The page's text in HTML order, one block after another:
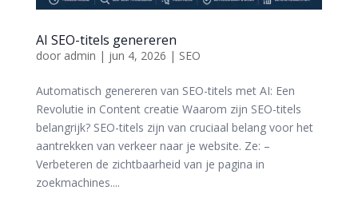
AI SEO-titels genereren
door admin | jun 4, 2026 | SEO
Automatisch genereren van SEO-titels met AI: Een
Revolutie in Content creatie Waarom zijn SEO-titels
belangrijk? SEO-titels zijn van cruciaal belang voor het
aantrekken van verkeer naar je website. Ze: –
Verbeteren de zichtbaarheid van je pagina in
zoekmachines....